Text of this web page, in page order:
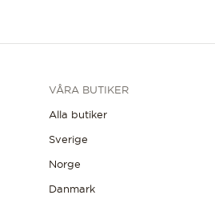
VÅRA BUTIKER
Alla butiker
Sverige
Norge
Danmark